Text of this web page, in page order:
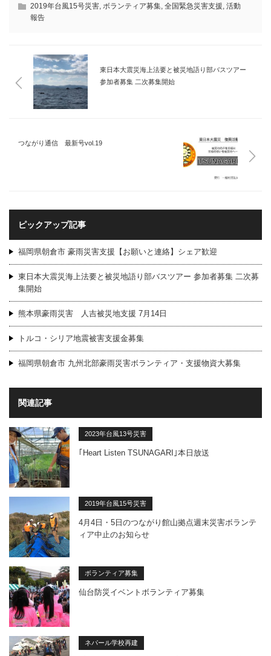
2019年台風15号災害, ボランティア募集, 全国緊急災害支援, 活動
報告
東日本大震災海上法要と被災地語り部バスツアー
参加者募集 二次募集開始
つながり通信 最新号vol.19
ピックアップ記事
福岡県朝倉市 豪雨災害支援【お願いと連絡】シェア歓迎
東日本大震災海上法要と被災地語り部バスツアー 参加者募集 二次募
集開始
熊本県豪雨災害 人吉被災地支援 7月14日
トルコ・シリア地震被害支援金募集
福岡県朝倉市 九州北部豪雨災害ボランティア・支援物資大募集
関連記事
2023年台風13号災害
｢Heart Listen TSUNAGARI｣本日放送
2019年台風15号災害
4月4日・5日のつながり館山拠点週末災害ボランテ
ィア中止のお知らせ
ボランティア募集
仙台防災イベントボランティア募集
ネパール学校再建